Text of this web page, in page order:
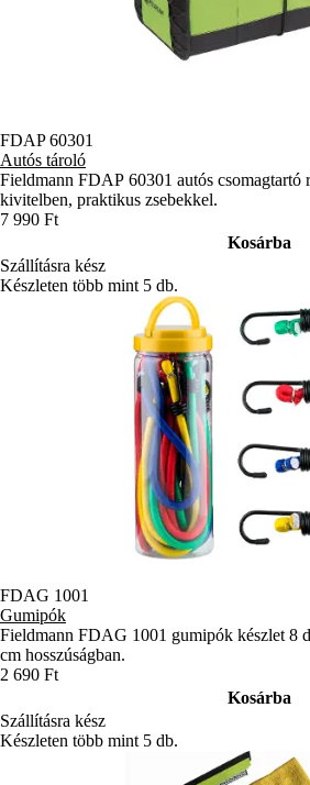
FDAP 60301
Autós tároló
Fieldmann FDAP 60301 autós csomagtartó
kivitelben, praktikus zsebekkel.
7 990 Ft
Kosárba
Szállításra kész
Készleten több mint 5 db.
FDAG 1001
Gumipók
Fieldmann FDAG 1001 gumipók készlet 8
cm hosszúságban.
2 690 Ft
Kosárba
Szállításra kész
Készleten több mint 5 db.